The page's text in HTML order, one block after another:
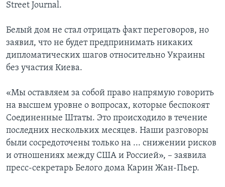
Street Journal.
Белый дом не стал отрицать факт переговоров, но
заявил, что не будет предпринимать никаких
дипломатических шагов относительно Украины
без участия Киева.
«Мы оставляем за собой право напрямую говорить
на высшем уровне о вопросах, которые беспокоят
Соединенные Штаты. Это происходило в течение
последних нескольких месяцев. Наши разговоры
были сосредоточены только на ... снижении рисков
и отношениях между США и Россией», – заявила
пресс-секретарь Белого дома Карин Жан-Пьер.